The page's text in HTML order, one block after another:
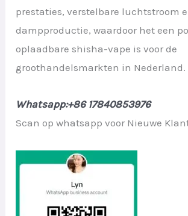
prestaties, verstelbare luchtstroom
dampproductie, waardoor het een
oplaadbare shisha-vape is voor de
groothandelsmarkten in Nederland.
Whatsapp:+86 17840853976
Scan op whatsapp voor Nieuwe